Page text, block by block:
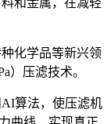
和金属，在减轻
化学品等新兴领
）压滤技术。
算法，使压滤机